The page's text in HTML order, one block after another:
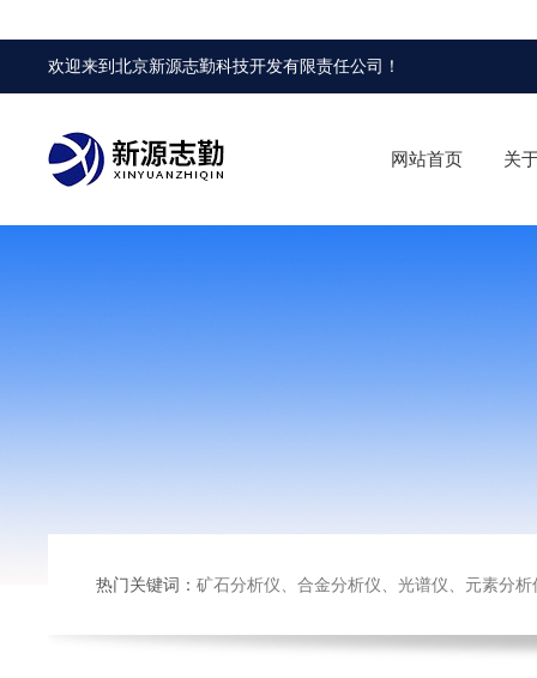
欢迎来到北京新源志勤科技开发有限责任公司 ！
网站首页 关
热门关键词： 矿石分析仪、合金分析仪、光谱仪、元素分析